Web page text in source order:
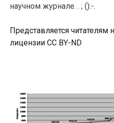
научном журнале. . ; ():-.
Представляется читателям
лицензии CC BY-ND